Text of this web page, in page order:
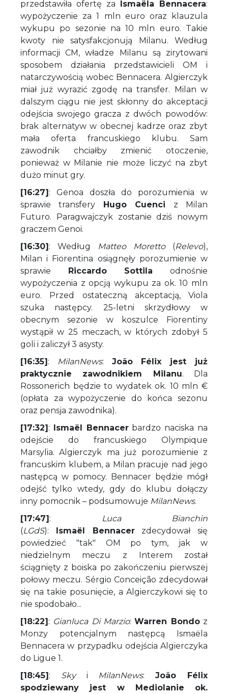
przedstawiła ofertę za Ismaëla Bennacera:
wypożyczenie za 1 mln euro oraz klauzula
wykupu po sezonie na 10 mln euro. Takie
kwoty nie satysfakcjonują Milanu. Według
informacji CM, władze Milanu są zirytowani
sposobem działania przedstawicieli OM i
natarczywością wobec Bennacera. Algierczyk
miał już wyrazić zgodę na transfer. Milan w
dalszym ciągu nie jest skłonny do akceptacji
odejścia swojego gracza z dwóch powodów:
brak alternatyw w obecnej kadrze oraz zbyt
mała oferta francuskiego klubu. Sam
zawodnik chciałby zmienić otoczenie,
ponieważ w Milanie nie może liczyć na zbyt
dużo minut gry.
[16:27]: Genoa doszła do porozumienia w
sprawie transfery Hugo Cuenci z Milan
Futuro. Paragwajczyk zostanie dziś nowym
graczem Genoi.
[16:30]: Według Matteo Moretto(Relevo),
Milan i Fiorentina osiągnęły porozumienie w
sprawie Riccardo Sottila odnośnie
wypożyczenia z opcją wykupu za ok. 10 mln
euro. Przed ostateczną akceptacją, Viola
szuka następcy. 25-letni skrzydłowy w
obecnym sezonie w koszulce Fiorentiny
wystąpił w 25 meczach, w których zdobył 5
goli i zaliczył 3 asysty.
[16:35]: MilanNews: João Félix jest już
praktycznie zawodnikiem Milanu. Dla
Rossonerich będzie to wydatek ok. 10 mln €
(opłata za wypożyczenie do końca sezonu
oraz pensja zawodnika).
[17:32]: Ismaël Bennacerbardzo naciska na
odejście do francuskiego Olympique
Marsylia. Algierczyk ma już porozumienie z
francuskim klubem, a Milan pracuje nad jego
następcą w pomocy. Bennacer będzie mógł
odejść tylko wtedy, gdy do klubu dołączy
inny pomocnik – podsumowuje MilanNews.
[17:47]:
Luca Bianchin
(LGdS): Ismaël Bennacerzdecydował się
powiedzieć "tak" OM po tym, jak w
niedzielnym meczu z Interem został
ściągnięty z boiska po zakończeniu pierwszej
połowy meczu. Sérgio Conceição zdecydował
się na takie posunięcie, a Algierczykowi się to
nie spodobało...
[18:22]: Gianluca Di Marzio:Warren Bondoz
Monzy potencjalnym następcą Ismaëla
Bennacera w przypadku odejścia Algierczyka
do Ligue 1.
[18:45]: Sky i MilanNews:João Félix
spodziewany jest w Mediolanie ok.